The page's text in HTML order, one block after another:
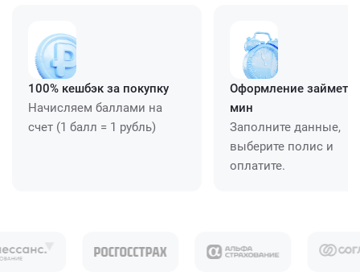
100% кешбэк за покупку
Начисляем баллами на
счет (1 балл = 1 рубль)
Оформление займет
мин
Заполните данные,
выберите полис и
оплатите.